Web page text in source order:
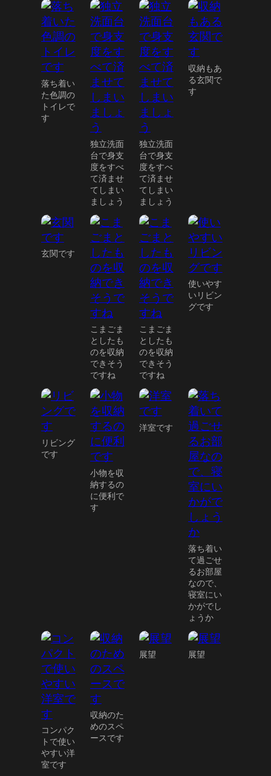
落ち着い
た色調の
トイレで
す
独立洗面
台で身支
度をすべ
て済ませ
てしまい
ましょう
独立洗面
台で身支
度をすべ
て済ませ
てしまい
ましょう
収納もあ
る玄関で
す
玄関です
こまごま
としたも
のを収納
できそう
ですね
こまごま
としたも
のを収納
できそう
ですね
使いやす
いリビン
グです
リビング
です
小物を収
納するの
に便利で
す
洋室です
落ち着い
て過ごせ
るお部屋
なので、
寝室にい
かがでし
ょうか
コンパク
トで使い
やすい洋
室です
収納のた
めのスペ
ースです
展望 展望